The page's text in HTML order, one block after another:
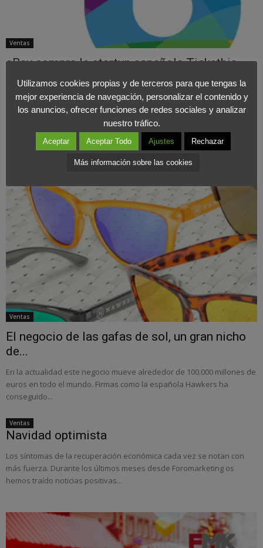
Ventas
eBay compra la startup española Ticketbis
eBay anunció ayer que su filial StubHub compraría la startup
española Ticketbis. La compañía, de origen vasco, incrementó sus
ingresos en un 57% durante el...
Ventas
El negocio de las gafas de sol, un gran nicho
de...
En la actualidad este negocio mueve alrededor de 100.000 millones de
euros en todo el mundo. Firmas como la española Hawkers ha
conseguido...
Ventas
Navidad optimista
Los síntomas de la recuperación económica cada vez se notan con
más fuerza. Durante los últimos meses desde Foromarketing os
hemos traído noticias positivas...
Utilizamos cookies propias y de terceros para que tengas la
mejor experiencia de navegación, personalizar el contenido y
los anuncios, ofrecer funciones de redes sociales y analizar
nuestro tráfico.
Aceptar Aceptar Todo Ajustes Rechazar
Más información sobre las cookies